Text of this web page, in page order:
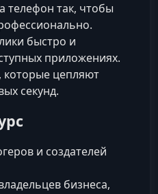
телефон так, чтобы
быстро и
приложениях.
которые цепляют
секунд.
и создателей
бизнеса,